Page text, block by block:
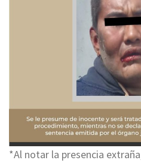
*Al notar la presencia